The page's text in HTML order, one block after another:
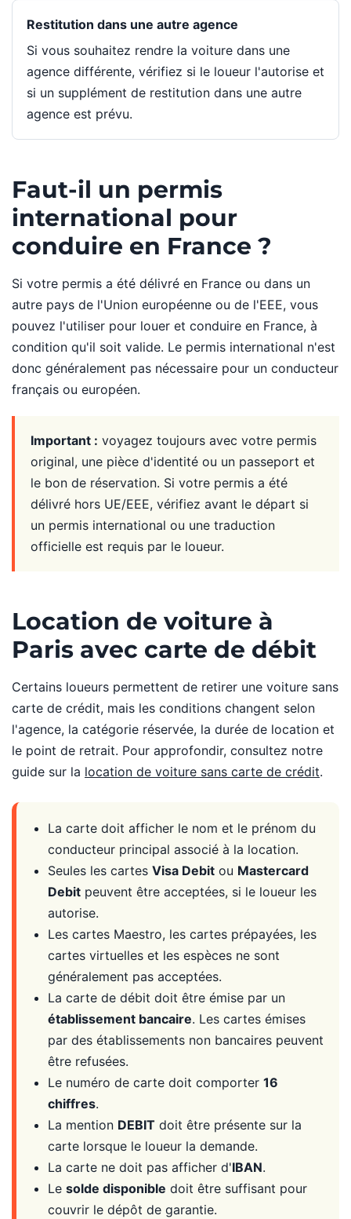
Restitution dans une autre agence
Si vous souhaitez rendre la voiture dans une
agence différente, vérifiez si le loueur l'autorise et
si un supplément de restitution dans une autre
agence est prévu.
Faut-il un permis
international pour
conduire en France ?
Si votre permis a été délivré en France ou dans un
autre pays de l'Union européenne ou de l'EEE, vous
pouvez l'utiliser pour louer et conduire en France, à
condition qu'il soit valide. Le permis international n'est
donc généralement pas nécessaire pour un conducteur
français ou européen.
Important : voyagez toujours avec votre permis
original, une pièce d'identité ou un passeport et
le bon de réservation. Si votre permis a été
délivré hors UE/EEE, vérifiez avant le départ si
un permis international ou une traduction
officielle est requis par le loueur.
Location de voiture à
Paris avec carte de débit
Certains loueurs permettent de retirer une voiture sans
carte de crédit, mais les conditions changent selon
l'agence, la catégorie réservée, la durée de location et
le point de retrait. Pour approfondir, consultez notre
guide sur la location de voiture sans carte de crédit.
La carte doit afficher le nom et le prénom du
conducteur principal associé à la location.
Seules les cartes Visa Debit ou Mastercard
Debit peuvent être acceptées, si le loueur les
autorise.
Les cartes Maestro, les cartes prépayées, les
cartes virtuelles et les espèces ne sont
généralement pas acceptées.
La carte de débit doit être émise par un
établissement bancaire. Les cartes émises
par des établissements non bancaires peuvent
être refusées.
Le numéro de carte doit comporter 16
chiffres.
La mention DEBIT doit être présente sur la
carte lorsque le loueur la demande.
La carte ne doit pas afficher d'IBAN.
Le solde disponible doit être suffisant pour
couvrir le dépôt de garantie.